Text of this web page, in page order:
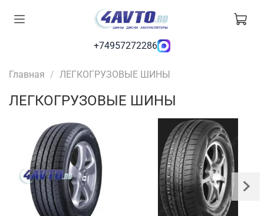
+74957272286
Главная ЛЕГКОГРУЗОВЫЕ ШИНЫ
ЛЕГКОГРУЗОВЫЕ ШИНЫ